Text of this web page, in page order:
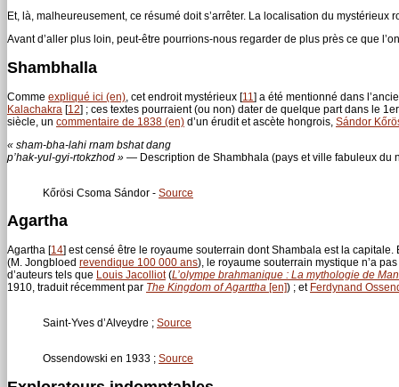
Et, là, malheureusement, ce résumé doit s’arrêter. La localisation du
Avant d’aller plus loin, peut-être pourrions-nous regarder de plus près ce que
Shambhalla
Comme expliqué ici (en) , cet endroit mystérieux [11 ] a été mentionné dans
Kalachakra [12] ; ces textes pourraient (ou non) dater de quelque part dans le
siècle, un commentaire de 1838 (en) d’un érudit et ascète hongrois, Sándor
« sham-bha-lahi rnam bshat dang
p’hak-yul-gyi-rtokzhod » — Description de Shambhala (pays et ville fabuleux du
Kőrösi Csoma Sándor - Source
Agartha
Agartha [14] est censé être le royaume souterrain dont Shambala est la
(M. Jongbloed revendique 100 000 ans), le royaume souterrain mystique n’a
d’auteurs tels que Louis Jacolliot(L’olympe brahmanique : La mythologie de
1910, traduit récemment par The Kingdom of Agarttha [en]) ; et Ferdynand
Saint-Yves d’Alveydre ; Source
Ossendowski en 1933 ; Source